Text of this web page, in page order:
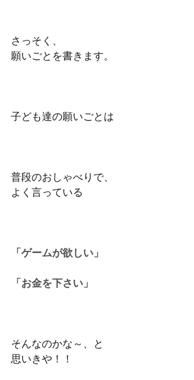
さっそく、
願いごとを書きます。
子ども達の願いごとは
普段のおしゃべりで、
よく言っている
「ゲームが欲しい」
「お金を下さい」
そんなのかな～、と
思いきや！！